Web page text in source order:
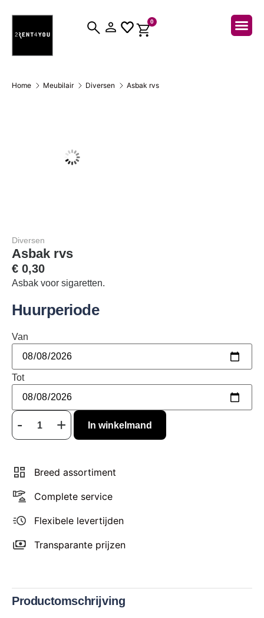
0
Home Meubilair Diversen Asbak rvs
Diversen
Asbak rvs
€ 0,30
Asbak voor sigaretten.
Huurperiode
Van
Tot
In winkelmand
Breed assortiment
Complete service
Flexibele levertijden
Transparante prijzen
Productomschrijving